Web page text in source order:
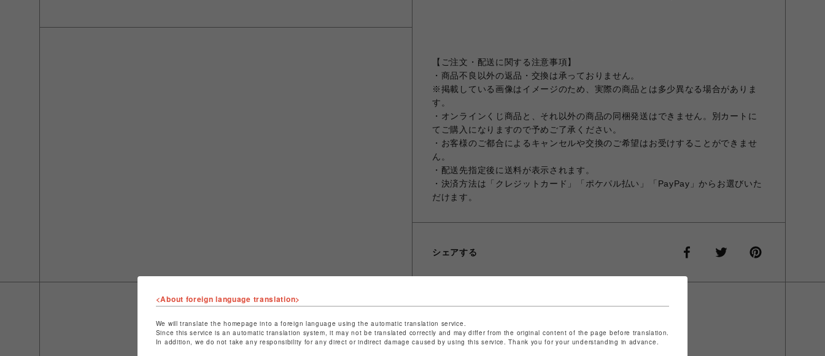
【ご注文・配送に関する注意事項】
・商品不良以外の返品・交換は承っておりません。
※掲載している画像はイメージのため、実際の商品とは多少異なる場合がありま
す。
・オンラインくじ商品と、それ以外の商品の同梱発送はできません。別カートに
てご購入になりますので予めご了承ください。
・お客様のご都合によるキャンセルや交換のご希望はお受けすることができませ
ん。
・配送先指定後に送料が表示されます。
・決済方法は「クレジットカード」「ポケパル払い」「PayPay」からお選びいた
だけます。
シェアする
<About foreign language translation>
We will translate the homepage into a foreign language using the automatic translation service.
Since this service is an automatic translation system, it may not be translated correctly and may differ from the original content of the page before translation.
In addition, we do not take any responsibility for any direct or indirect damage caused by using this service. Thank you for your understanding in advance.